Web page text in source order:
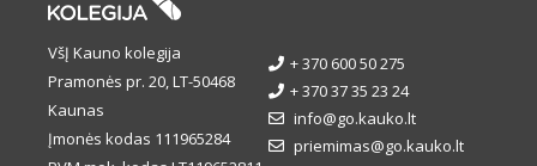
VšĮ Kauno kolegija
Pramonės pr. 20, LT-50468
Kaunas
Įmonės kodas 111965284
+ 370 600 50 275
+ 370 37 35 23 24
info@go.kauko.lt
priemimas@go.kauko.lt